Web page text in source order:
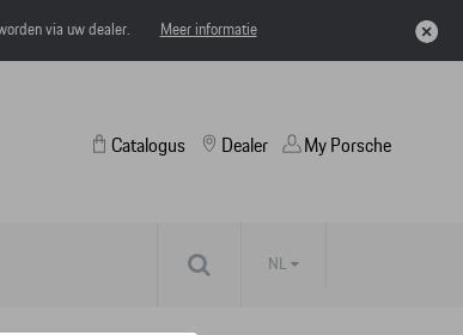
via uw dealer. Meer informatie
Catalogus Dealer My Porsche
NL